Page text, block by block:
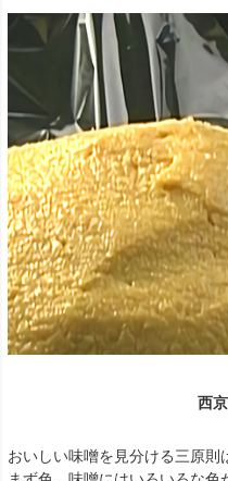
西
おいしい味噌を見分ける三原則